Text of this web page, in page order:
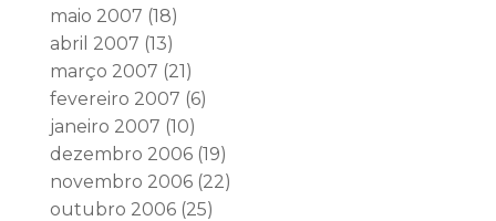
maio 2007 (18)
abril 2007 (13)
março 2007 (21)
fevereiro 2007 (6)
janeiro 2007 (10)
dezembro 2006(19)
novembro 2006(22)
outubro 2006(25)